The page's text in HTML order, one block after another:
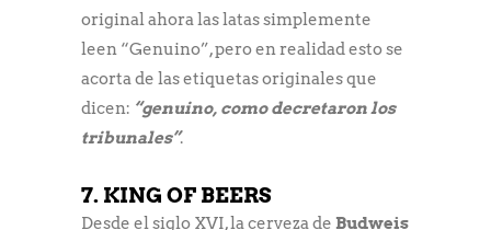
original ahora las latas simplemente
leen “Genuino”, pero en realidad esto se
acorta de las etiquetas originales que
dicen: “genuino, como decretaron los
tribunales”.
7. KING OF BEERS
Desde el siglo XVI, la cerveza de Budweis